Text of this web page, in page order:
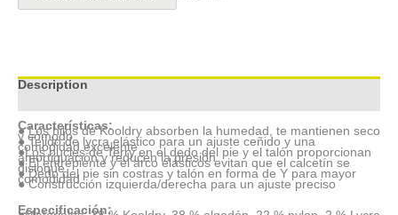
Description
Características:
● Los hilos de Kooldry absorben la humedad, te mantienen seco
y cómodo
● Tejido de lycra elástico para un ajuste ceñido y una
comodidad excelente
●Los bucles de Terry en el dedo del pie y el talón proporcionan
amortiguación y reducen la presión
● El entrepiente y el arco elásticos evitan que el calcetín se
disloque
● Dedo del pie sin costras y talón en forma de Y para mayor
comodidad
● Construcción izquierda/derecha para un ajuste preciso
Especificación: